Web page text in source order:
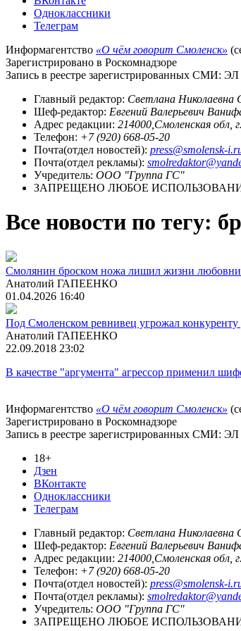
Одноклассники
Телеграм
Информагентство «О чём говорит Смоленск»
Зарегистрировано в Роскомнадзоре
Запись в реестре зарегистрированных СМИ:
Главный редактор: Светлана Николаевна
Шеф-редактор: Евгений Валерьевич
Адрес редакции: 214000,Смоленская обл,
Телефон: +7 (920) 668-05-20
Почта(отдел новостей): press@smolensk-
Почта(отдел рекламы):
Учредитель: ООО "Группа ГС"
ЗАПРЕЩЕНО ЛЮБОЕ
Все новости по тегу:
Смолянин броском ножа лишил жизни
Анатолий ГАПЕЕНКО
01.04.2026 16:40
Под Смоленском ревнивец угрожал
Анатолий ГАПЕЕНКО
22.09.2018 23:02
В качестве "аргумента" агрессор применил
Информагентство «О чём говорит Смоленск»
Зарегистрировано в Роскомнадзоре
Запись в реестре зарегистрированных СМИ:
18+
Дзен
ВКонтакте
Одноклассники
Телеграм
Главный редактор: Светлана Николаевна
Шеф-редактор: Евгений Валерьевич
Адрес редакции: 214000,Смоленская обл,
Телефон: +7 (920) 668-05-20
Почта(отдел новостей): press@smolensk-
Почта(отдел рекламы):
Учредитель: ООО "Группа ГС"
ЗАПРЕЩЕНО ЛЮБОЕ